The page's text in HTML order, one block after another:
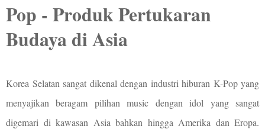
Pop - Produk Pertukaran
Budaya di Asia
Korea Selatan sangat dikenal dengan industri hiburan K-Pop yang
menyajikan beragam pilihan music dengan idol yang sangat
digemari di kawasan Asia bahkan hingga Amerika dan Eropa.